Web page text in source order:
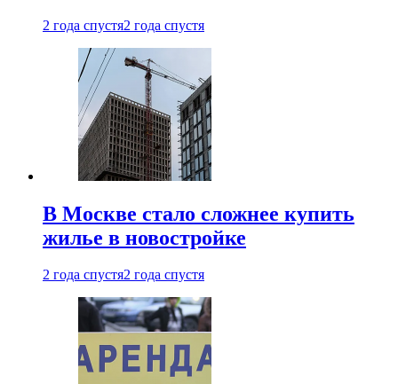
2 года спустя2 года спустя
В Москве стало сложнее купить
жилье в новостройке
2 года спустя2 года спустя